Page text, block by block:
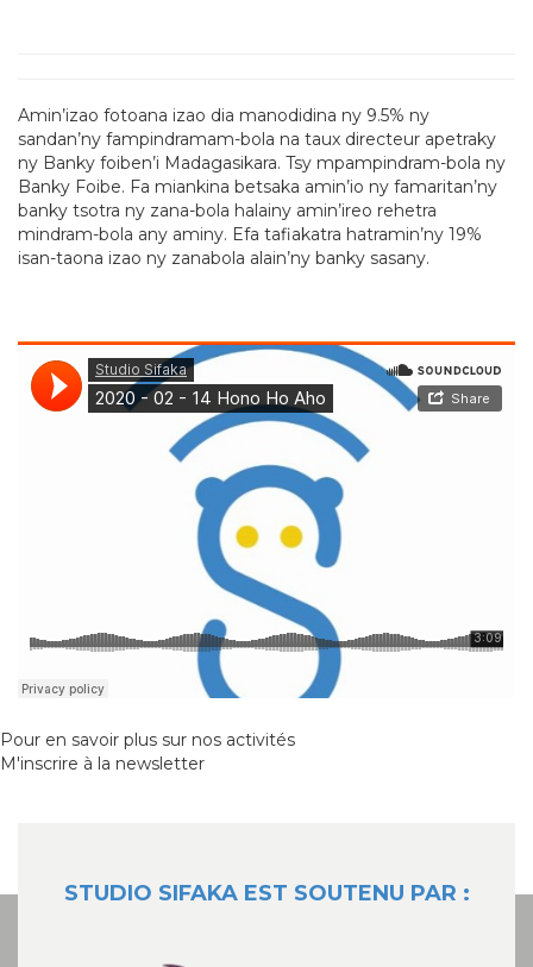
Amin’izao fotoana izao dia manodidina ny 9.5% ny
sandan’ny fampindramam-bola na taux directeur apetraky
ny Banky foiben’i Madagasikara. Tsy mpampindram-bola ny
Banky Foibe. Fa miankina betsaka amin’io ny famaritan’ny
banky tsotra ny zana-bola halainy amin’ireo rehetra
mindram-bola any aminy. Efa tafiakatra hatramin’ny 19%
isan-taona izao ny zanabola alain’ny banky sasany.
Pour en savoir plus sur nos activités
M'inscrire à la newsletter
STUDIO SIFAKA EST SOUTENU PAR :